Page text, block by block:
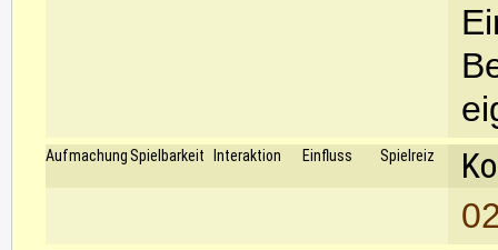
Aufmachung Spielbarkeit Interaktion Einfluss Spielreiz